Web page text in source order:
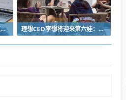
博导回应美国为何留不住杨植麟：他毅然拒绝苹果 选择回国创业 理想CEO李想将迎来第六娃：曾称不担心子女争遗产